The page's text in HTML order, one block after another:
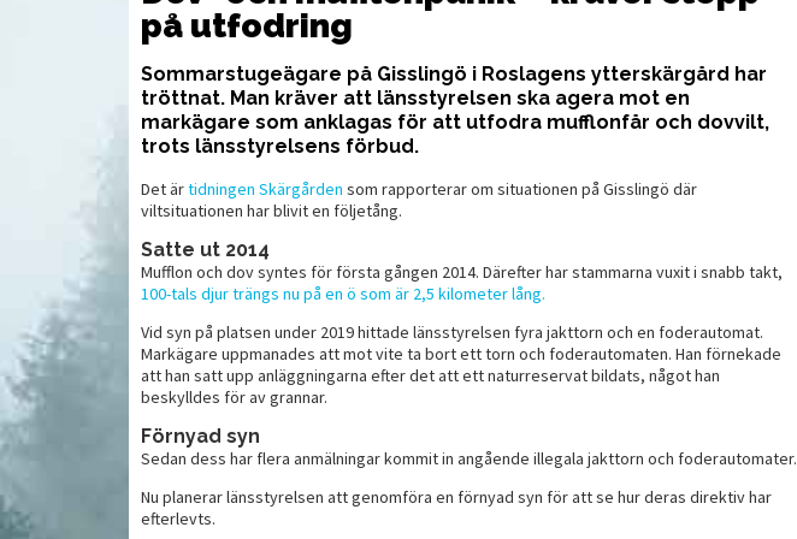
på utfodring
Sommarstugeägare på Gisslingö i Roslagens ytterskärgård har
tröttnat. Man kräver att länsstyrelsen ska agera mot en
markägare som anklagas för att utfodra mufflonfår och dovvilt,
trots länsstyrelsens förbud.
Det ärtidningen Skärgården som rapporterar om situationen på Gisslingö där
viltsituationen har blivit en följetång.
Satte ut 2014
Mufflon och dov syntes för första gången 2014. Därefter har stammarna vuxit i snabb takt,
100-tals djur trängs nu på en ö som är 2,5 kilometer lång.
Vid syn på platsen under 2019 hittade länsstyrelsen fyra jakttorn och en foderautomat.
Markägare uppmanades att mot vite ta bort ett torn och foderautomaten. Han förnekade
att han satt upp anläggningarna efter det att ett naturreservat bildats, något han
beskylldes för av grannar.
Förnyad syn
Sedan dess har flera anmälningar kommit in angående illegala jakttorn och foderautomater.
Nu planerar länsstyrelsen att genomföra en förnyad syn för att se hur deras direktiv har
efterlevts.